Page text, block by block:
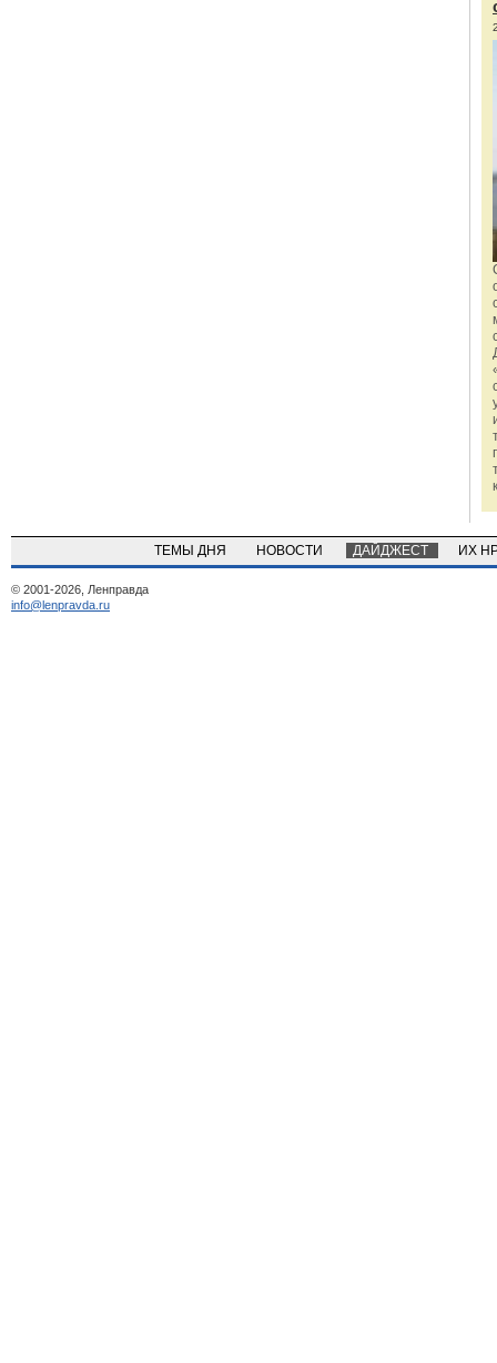
ТЕМЫ ДНЯ НОВОСТИ ДАЙДЖЕСТ ИХ
© 2001-2026, Ленправда
info@lenpravda.ru